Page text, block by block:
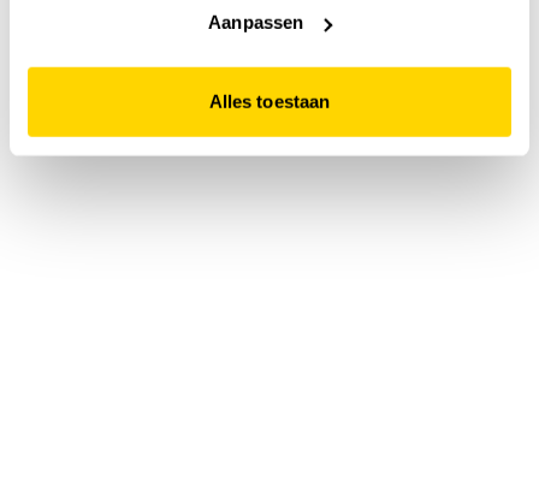
website niet optimaal functioneert.
Aanpassen
Alles toestaan